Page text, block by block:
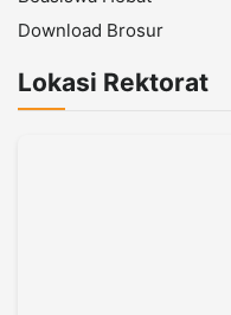
Download Brosur
Lokasi Rektorat